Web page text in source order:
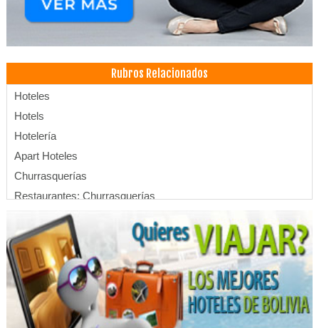
Rubros Relacionados
Hoteles
Hotels
Hotelería
Apart Hoteles
Churrasquerías
Restaurantes: Churrasquerías
Hoteles Boutique